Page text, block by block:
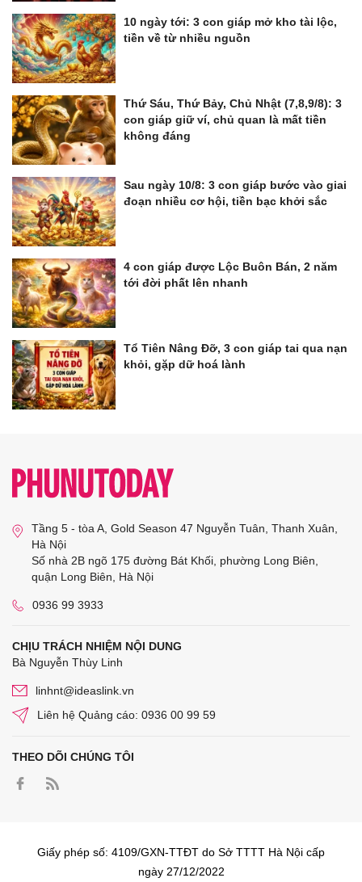
10 ngày tới: 3 con giáp mở kho tài lộc,
tiền về từ nhiều nguồn
Thứ Sáu, Thứ Bảy, Chủ Nhật (7,8,9/8): 3
con giáp giữ ví, chủ quan là mất tiền
không đáng
Sau ngày 10/8: 3 con giáp bước vào giai
đoạn nhiều cơ hội, tiền bạc khởi sắc
4 con giáp được Lộc Buôn Bán, 2 năm
tới đời phất lên nhanh
Tổ Tiên Nâng Đỡ, 3 con giáp tai qua nạn
khỏi, gặp dữ hoá lành
Tầng 5 - tòa A, Gold Season 47 Nguyễn Tuân, Thanh Xuân,
Hà Nội
Số nhà 2B ngõ 175 đường Bát Khối, phường Long Biên,
quận Long Biên, Hà Nội
0936 99 3933
CHỊU TRÁCH NHIỆM NỘI DUNG
Bà Nguyễn Thùy Linh
linhnt@ideaslink.vn
Liên hệ Quảng cáo: 0936 00 99 59
THEO DÕI CHÚNG TÔI
Giấy phép số: 4109/GXN-TTĐT do Sở TTTT Hà Nội cấp
ngày 27/12/2022